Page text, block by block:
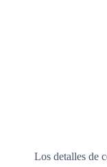
Los detalles de